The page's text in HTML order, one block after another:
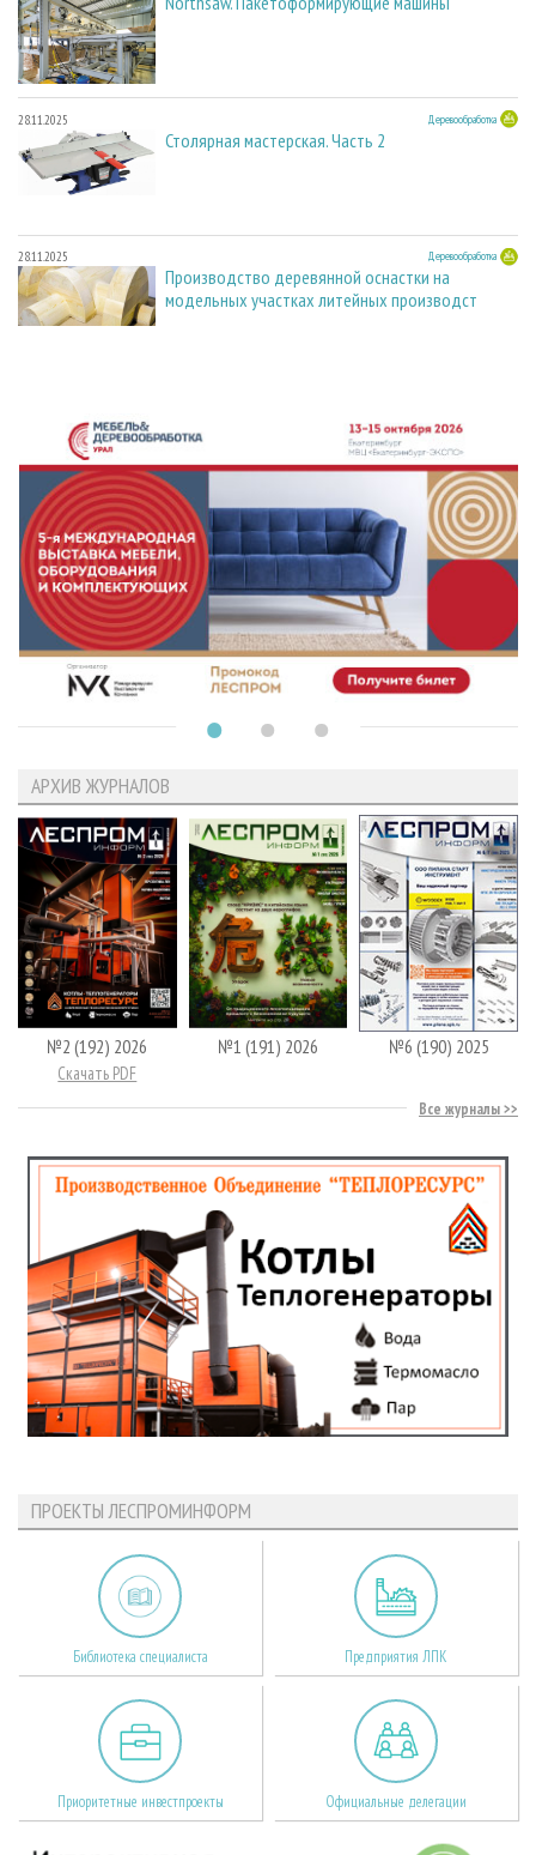
28.11.2025 Деревообработка
Столярная мастерская. Часть 2
28.11.2025 Деревообработка
Производство деревянной оснастки на
модельных участках литейных производст
АРХИВ ЖУРНАЛОВ
№2 (192) 2026
Скачать PDF
№1 (191) 2026 №6 (190) 2025
Все журналы
ПРОЕКТЫ ЛЕСПРОМИНФОРМ
Библиотека специалиста Предприятия ЛПК
Приоритетные инвестпроекты Официальные делегации